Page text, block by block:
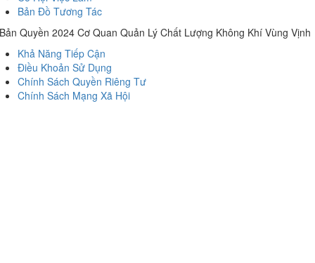
Bản Đồ Tương Tác
Quyền 2024 Cơ Quan Quản Lý Chất Lượng Không Khí Vùng Vịnh
Khả Năng Tiếp Cận
Điều Khoản Sử Dụng
Chính Sách Quyền Riêng Tư
Chính Sách Mạng Xã Hội